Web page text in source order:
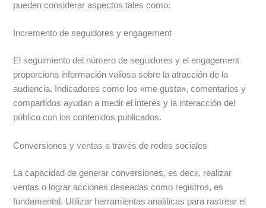
pueden considerar aspectos tales como:
Incremento de seguidores y engagement
El seguimiento del número de seguidores y el engagement
proporciona información valiosa sobre la atracción de la
audiencia. Indicadores como los «me gusta», comentarios y
compartidos ayudan a medir el interés y la interacción del
público con los contenidos publicados.
Conversiones y ventas a través de redes sociales
La capacidad de generar conversiones, es decir, realizar
ventas o lograr acciones deseadas como registros, es
fundamental. Utilizar herramientas analíticas para rastrear el